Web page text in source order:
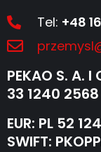
Tel: +48
PEKAO S. A.
33 1240
EUR: PL 52
SWIFT: